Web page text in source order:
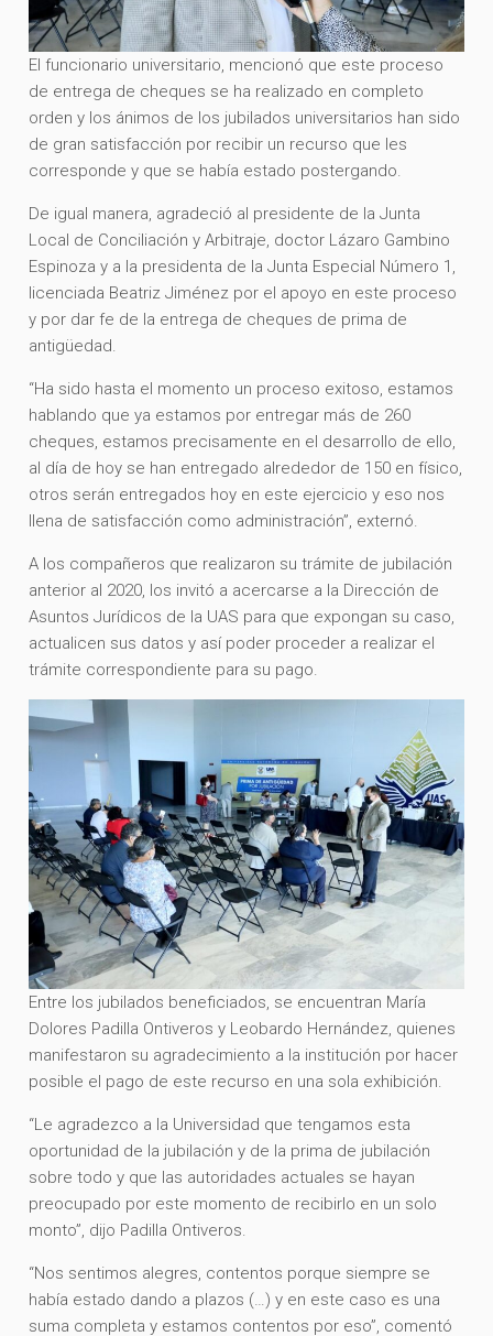
El funcionario universitario, mencionó que este proceso
de entrega de cheques se ha realizado en completo
orden y los ánimos de los jubilados universitarios han sido
de gran satisfacción por recibir un recurso que les
corresponde y que se había estado postergando.
De igual manera, agradeció al presidente de la Junta
Local de Conciliación y Arbitraje, doctor Lázaro Gambino
Espinoza y a la presidenta de la Junta Especial Número 1,
licenciada Beatriz Jiménez por el apoyo en este proceso
y por dar fe de la entrega de cheques de prima de
antigüedad.
“Ha sido hasta el momento un proceso exitoso, estamos
hablando que ya estamos por entregar más de 260
cheques, estamos precisamente en el desarrollo de ello,
al día de hoy se han entregado alrededor de 150 en físico,
otros serán entregados hoy en este ejercicio y eso nos
llena de satisfacción como administración”, externó.
A los compañeros que realizaron su trámite de jubilación
anterior al 2020, los invitó a acercarse a la Dirección de
Asuntos Jurídicos de la UAS para que expongan su caso,
actualicen sus datos y así poder proceder a realizar el
trámite correspondiente para su pago.
Entre los jubilados beneficiados, se encuentran María
Dolores Padilla Ontiveros y Leobardo Hernández, quienes
manifestaron su agradecimiento a la institución por hacer
posible el pago de este recurso en una sola exhibición.
“Le agradezco a la Universidad que tengamos esta
oportunidad de la jubilación y de la prima de jubilación
sobre todo y que las autoridades actuales se hayan
preocupado por este momento de recibirlo en un solo
monto”, dijo Padilla Ontiveros.
“Nos sentimos alegres, contentos porque siempre se
había estado dando a plazos (…) y en este caso es una
suma completa y estamos contentos por eso”, comentó